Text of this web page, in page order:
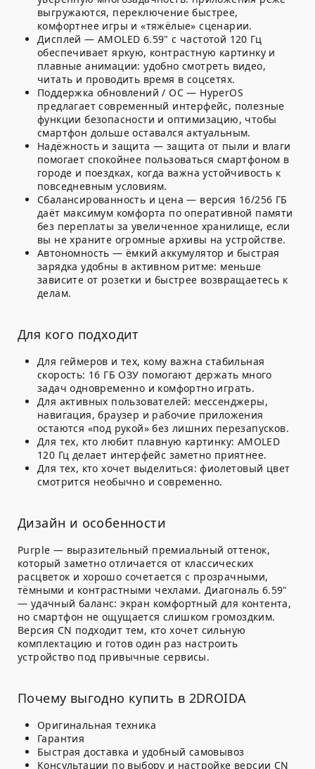
выгружаются, переключение быстрее,
комфортнее игры и «тяжёлые» сценарии.
Дисплей — AMOLED 6.59" с частотой 120 Гц
обеспечивает яркую, контрастную картинку и
плавные анимации: удобно смотреть видео,
читать и проводить время в соцсетях.
Поддержка обновлений / ОС — HyperOS
предлагает современный интерфейс, полезные
функции безопасности и оптимизацию, чтобы
смартфон дольше оставался актуальным.
Надёжность и защита — защита от пыли и влаги
помогает спокойнее пользоваться смартфоном в
городе и поездках, когда важна устойчивость к
повседневным условиям.
Сбалансированность и цена — версия 16/256 ГБ
даёт максимум комфорта по оперативной памяти
без переплаты за увеличенное хранилище, если
вы не храните огромные архивы на устройстве.
Автономность — ёмкий аккумулятор и быстрая
зарядка удобны в активном ритме: меньше
зависите от розетки и быстрее возвращаетесь к
делам.
Для кого подходит
Для геймеров и тех, кому важна стабильная
скорость: 16 ГБ ОЗУ помогают держать много
задач одновременно и комфортно играть.
Для активных пользователей: мессенджеры,
навигация, браузер и рабочие приложения
остаются «под рукой» без лишних перезапусков.
Для тех, кто любит плавную картинку: AMOLED
120 Гц делает интерфейс заметно приятнее.
Для тех, кто хочет выделиться: фиолетовый цвет
смотрится необычно и современно.
Дизайн и особенности
Purple — выразительный премиальный оттенок,
который заметно отличается от классических
расцветок и хорошо сочетается с прозрачными,
тёмными и контрастными чехлами. Диагональ 6.59"
— удачный баланс: экран комфортный для контента,
но смартфон не ощущается слишком громоздким.
Версия CN подходит тем, кто хочет сильную
комплектацию и готов один раз настроить
устройство под привычные сервисы.
Почему выгодно купить в 2DROIDA
Оригинальная техника
Гарантия
Быстрая доставка и удобный самовывоз
Консультации по выбору и настройке версии CN